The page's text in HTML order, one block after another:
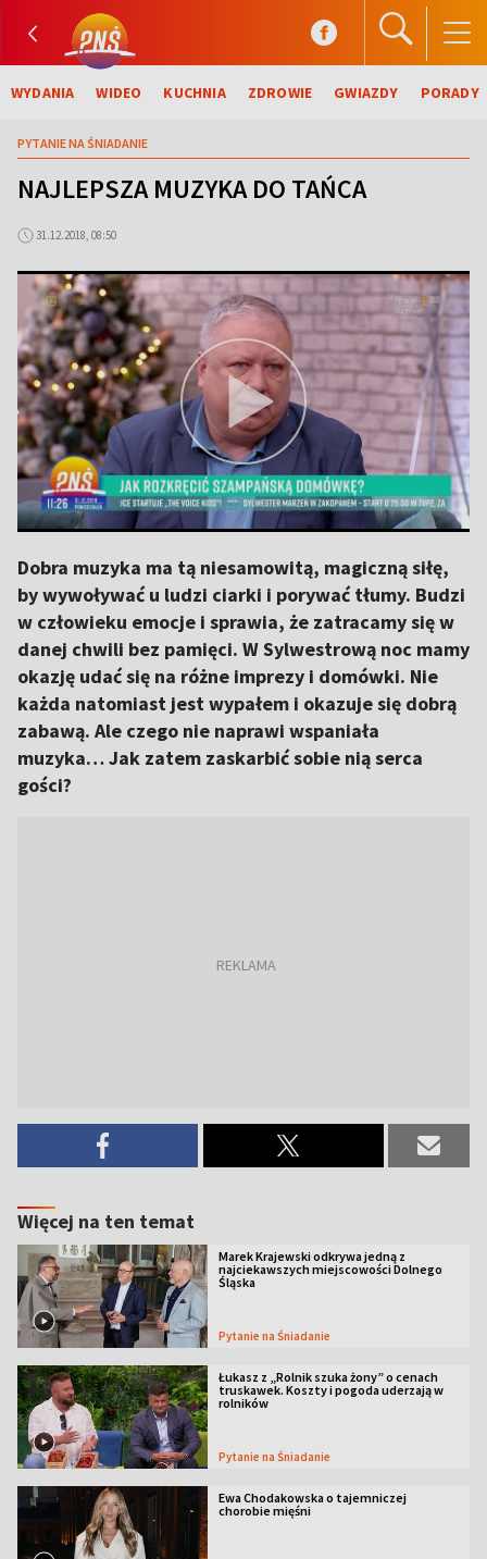
WYDANIA WIDEO KUCHNIA ZDROWIE GWIAZDY PORADY
PYTANIE NA ŚNIADANIE
NAJLEPSZA MUZYKA DO TAŃCA
31.12.2018, 08:50
Dobra muzyka ma tą niesamowitą, magiczną siłę,
by wywoływać u ludzi ciarki i porywać tłumy. Budzi
w człowieku emocje i sprawia, że zatracamy się w
danej chwili bez pamięci. W Sylwestrową noc mamy
okazję udać się na różne imprezy i domówki. Nie
każda natomiast jest wypałem i okazuje się dobrą
zabawą. Ale czego nie naprawi wspaniała
muzyka… Jak zatem zaskarbić sobie nią serca
gości?
Więcej na ten temat
Marek Krajewski odkrywa jedną z
najciekawszych miejscowości Dolnego
Śląska
Pytanie na Śniadanie
Łukasz z „Rolnik szuka żony” o cenach
truskawek. Koszty i pogoda uderzają w
rolników
Pytanie na Śniadanie
Ewa Chodakowska o tajemniczej
chorobie mięśni